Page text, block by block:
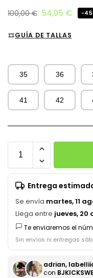
100,00€ 54,95 € -
GUÍA DE TALLAS
35 36
41 42
Entrega
Se envía martes, 11
Llega entre jueves, 20
Te enviaremos el
Sin envíos ni entregas
adrian,
con